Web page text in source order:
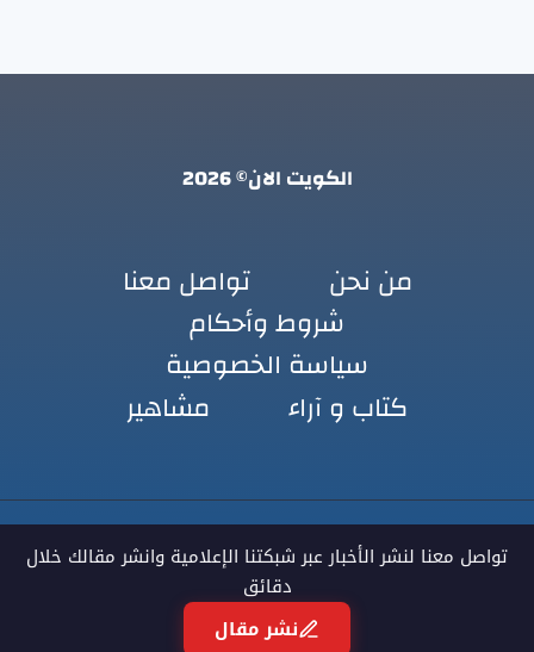
الكويت الان© 2026
من نحن
تواصل معنا
شروط وأحكام
سياسة الخصوصية
كتاب و آراء
مشاهير
تواصل معنا لنشر الأخبار عبر شبكتنا الإعلامية وانشر مقالك خلال
دقائق
نشر مقال